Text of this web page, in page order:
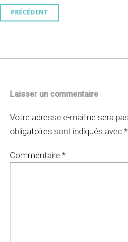
Navigation
PRÉCÉDENT
Laisser un commentaire
Votre adresse e-mail ne sera
obligatoires sont indiqués avec *
Commentaire *